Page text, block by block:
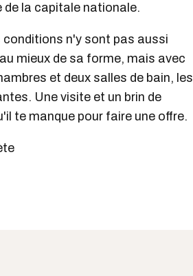
de la capitale nationale.
conditions n'y sont pas aussi
mieux de sa forme, mais avec
et deux salles de bain, les
Une visite et un brin de
te manque pour faire une offre.